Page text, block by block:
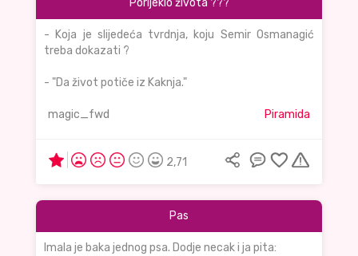
Porijeklo života ???
- Koja je slijedeća tvrdnja, koju Semir Osmanagić
treba dokazati ?
- "Da život potiče iz Kaknja."
magic_fwd Piramida
2,71
Pas
Imala je baka jednog psa. Dodje necak i ja pita: